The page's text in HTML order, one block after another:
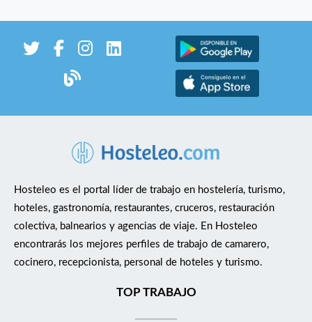
Hosteleo es el portal líder de trabajo en hostelería, turismo,
hoteles, gastronomía, restaurantes, cruceros, restauración
colectiva, balnearios y agencias de viaje. En Hosteleo
encontrarás los mejores perfiles de trabajo de camarero,
cocinero, recepcionista, personal de hoteles y turismo.
TOP TRABAJO